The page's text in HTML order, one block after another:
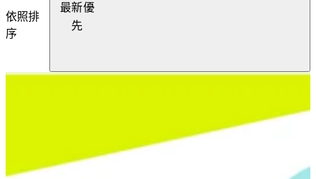
依照排
序
最新優
先